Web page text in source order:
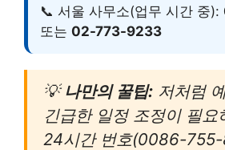
📞 서울 사무소(업무 시간 중):
또는 02-773-9233
💡 나만의 꿀팁: 저처럼
긴급한 일정 조정이 필요
24시간 번호(0086-